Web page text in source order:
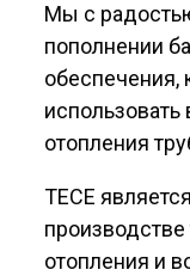
Мы с
пополнении
обеспечения,
использовать
отопления
TECE
отопления и